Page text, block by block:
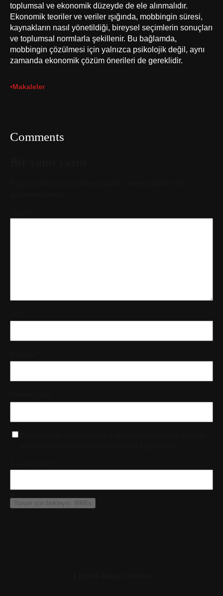
toplumsal ve ekonomik düzeyde de ele alınmalıdır.
Ekonomik teoriler ve veriler ışığında, mobbingin süresi,
kaynakların nasıl yönetildiği, bireysel seçimlerin sonuçları
ve toplumsal normlarla şekillenir. Bu bağlamda,
mobbingin çözülmesi için yalnızca psikolojik değil, aynı
zamanda ekonomik çözüm önerileri de gereklidir.
•Makaleler
Comments